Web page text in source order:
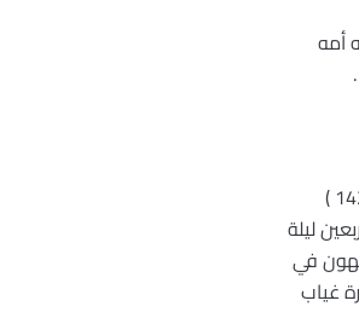
أمه
، وهذا العدد هو الميقات التام عند الله من قوله ( وواعدنا موسى ثلاثين ليلة وأتممناها بعشر فتم ميقات ربه أربعين ليلة ( الأعراف 142 )
ليلة
يتيهون في
فترة غياب